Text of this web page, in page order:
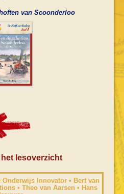
van Scoonderloo
lesoverzicht
Onderwijs Innovator • Bert van
• Theo van Aarsen • Hans